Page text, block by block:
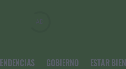
GOBIERNO ESTAR BIEN